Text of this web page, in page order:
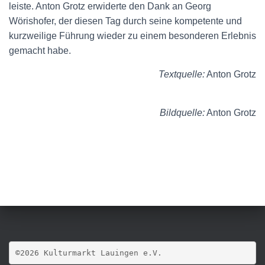
leiste. Anton Grotz erwiderte den Dank an Georg
Wörishofer, der diesen Tag durch seine kompetente und
kurzweilige Führung wieder zu einem besonderen Erlebnis
gemacht habe.
Textquelle:Anton Grotz
Bildquelle:Anton Grotz
©2026 Kulturmarkt Lauingen e.V.